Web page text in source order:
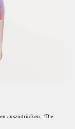
auszudrücken, ‘Die